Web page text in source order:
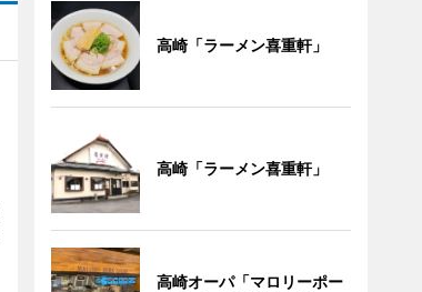
高崎「ラーメン喜重軒」
高崎「ラーメン喜重軒」
高崎オーパ「マロリーポー